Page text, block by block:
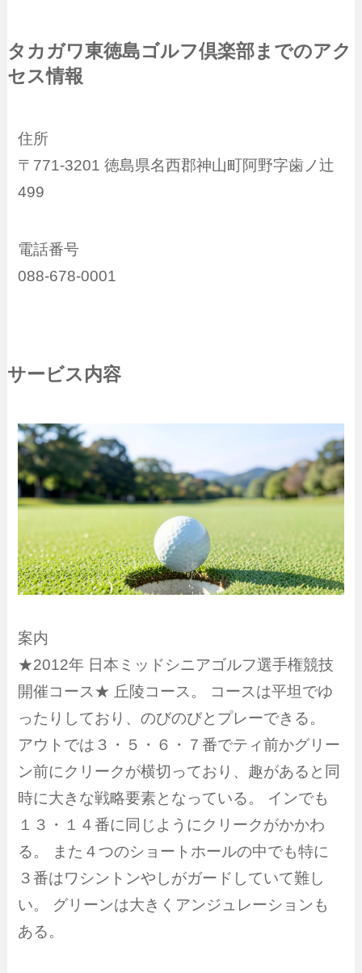
タカガワ東徳島ゴルフ倶楽部までのアク
セス情報
住所
〒771-3201 徳島県名西郡神山町阿野字歯ノ辻
499
電話番号
088-678-0001
サービス内容
案内
★2012年 日本ミッドシニアゴルフ選手権競技
開催コース★ 丘陵コース。 コースは平坦でゆ
ったりしており、のびのびとプレーできる。
アウトでは３・５・６・７番でティ前かグリー
ン前にクリークが横切っており、趣があると同
時に大きな戦略要素となっている。 インでも
１３・１４番に同じようにクリークがかかわ
る。 また４つのショートホールの中でも特に
３番はワシントンやしがガードしていて難し
い。 グリーンは大きくアンジュレーションも
ある。